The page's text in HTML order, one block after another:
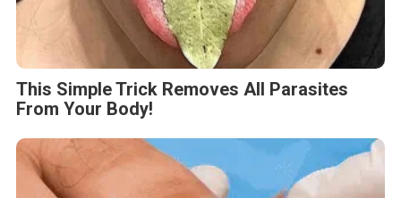
This Simple Trick Removes All Parasites
From Your Body!